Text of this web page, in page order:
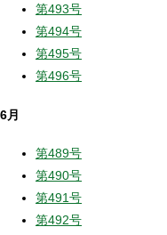
第493号
第494号
第495号
第496号
6月
第489号
第490号
第491号
第492号